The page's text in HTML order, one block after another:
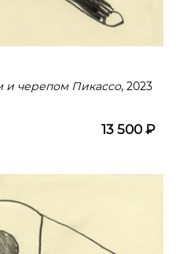
и черепом Пикассо, 2023
13 500 ₽